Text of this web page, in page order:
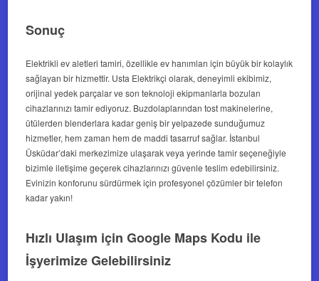
Sonuç
Elektrikli ev aletleri tamiri, özellikle ev hanımları için büyük bir kolaylık
sağlayan bir hizmettir. Usta Elektrikçi olarak, deneyimli ekibimiz,
orijinal yedek parçalar ve son teknoloji ekipmanlarla bozulan
cihazlarınızı tamir ediyoruz. Buzdolaplarından tost makinelerine,
ütülerden blenderlara kadar geniş bir yelpazede sunduğumuz
hizmetler, hem zaman hem de maddi tasarruf sağlar. İstanbul
Üsküdar’daki merkezimize ulaşarak veya yerinde tamir seçeneğiyle
bizimle iletişime geçerek cihazlarınızı güvenle teslim edebilirsiniz.
Evinizin konforunu sürdürmek için profesyonel çözümler bir telefon
kadar yakın!
Hızlı Ulaşım için Google Maps Kodu ile
İşyerimize Gelebilirsiniz